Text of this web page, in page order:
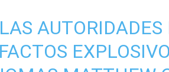
AUTORIDADES